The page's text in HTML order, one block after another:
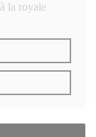
la royale